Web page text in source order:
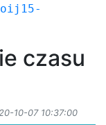
czasu
10-07 10:37:00